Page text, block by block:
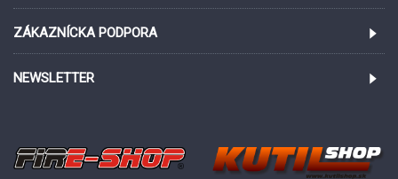
ZÁKAZNÍCKA PODPORA
NEWSLETTER